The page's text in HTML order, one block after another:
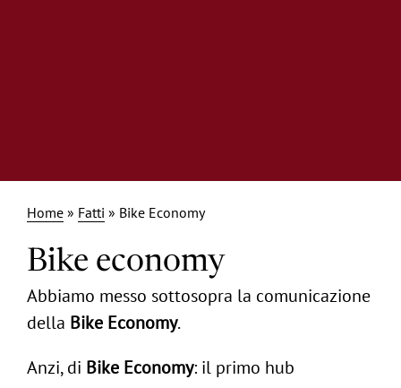
Home » Fatti » Bike Economy
Bike economy
Abbiamo messo sottosopra la comunicazione
della Bike Economy.
Anzi, di Bike Economy: il primo hub